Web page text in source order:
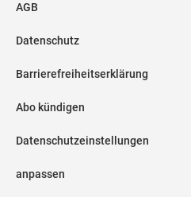
AGB
Datenschutz
Barrierefreiheitserklärung
Abo kündigen
Datenschutzeinstellungen
anpassen